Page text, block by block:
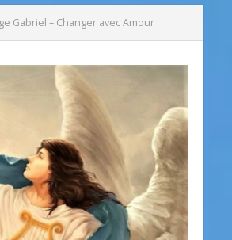
Gabriel – Changer avec Amour